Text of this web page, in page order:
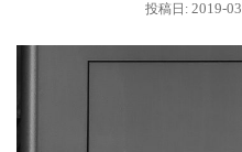
投稿日: 2019-